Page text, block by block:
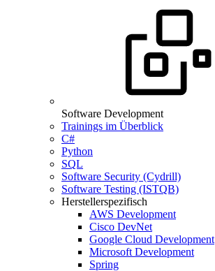
Software Development
Trainings im Überblick
C#
Python
SQL
Software Security (Cydrill)
Software Testing (ISTQB)
Herstellerspezifisch
AWS Development
Cisco DevNet
Google Cloud Development
Microsoft Development
Spring